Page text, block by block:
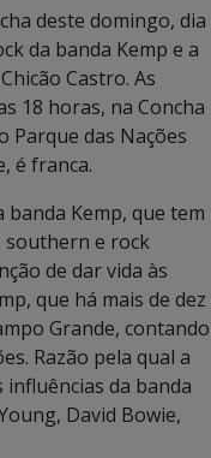
deste domingo, dia
da banda Kemp e a
Castro. As
18 horas, na Concha
Parque das Nações
é franca.
Kemp, que tem
southern e rock
de dar vida às
que há mais de dez
Grande, contando
Razão pela qual a
influências da banda
David Bowie,